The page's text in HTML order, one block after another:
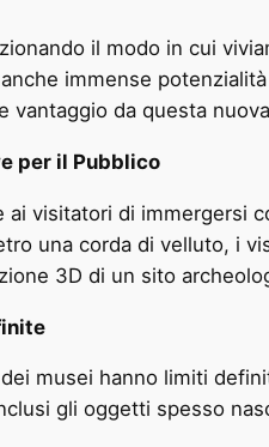
il modo in cui
immense
vantaggio da questa
per il Pubblico
ai visitatori di immergersi
una corda di velluto, i
3D di un sito
musei hanno limiti
gli oggetti spesso